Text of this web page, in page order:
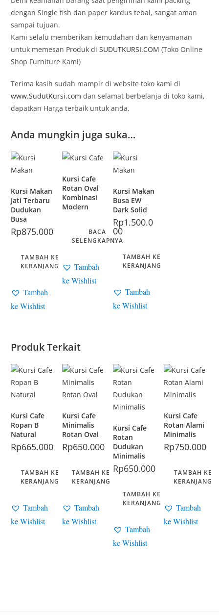
dengan Single fish dan paper kardus tebal, sangat aman
sampai tujuan.
Kami selalu memberikan kemudahan dan kenyamanan
untuk memesan Produk diSUDUTKURSI.COM (Toko Online
Shop Furniture Kami)
Terima kasih sudah mampir di website toko kami di
www.SudutKursi.com dan selamat berbelanja di toko kami,
dapatkan Harga terbaik untuk anda.
Anda mungkin juga suka…
Kursi Makan
Jati Terbaru
Dudukan
Busa
Rp875.000
TAMBAH KE
KERANJANG
Tambah
ke Wishlist
Kursi Cafe
Rotan Oval
Kombinasi
Modern
BACA
SELENGKAPNYA
Tambah
ke Wishlist
Kursi Makan
Busa EW
Dark Solid
Rp1.500.0
00
TAMBAH KE
KERANJANG
Tambah
ke Wishlist
Produk Terkait
Kursi Cafe
Ropan B
Natural
Rp665.000
TAMBAH KE
KERANJANG
Tambah
ke Wishlist
Kursi Cafe
Minimalis
Rotan Oval
Rp650.000
TAMBAH KE
KERANJANG
Tambah
ke Wishlist
Kursi Cafe
Rotan
Dudukan
Minimalis
Rp650.000
TAMBAH KE
KERANJANG
Tambah
ke Wishlist
Kursi Cafe
Rotan Alami
Minimalis
Rp750.000
TAMBAH KE
KERANJANG
Tambah
ke Wishlist